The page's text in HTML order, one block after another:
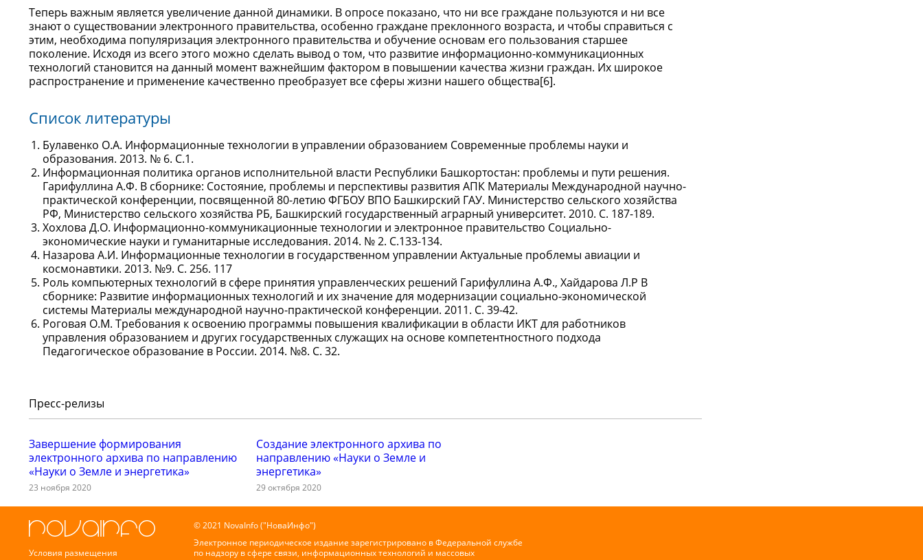
Теперь важным является увеличение данной динамики. В опросе показано, что ни все граждане пользуются и ни все
знают о существовании электронного правительства, особенно граждане преклонного возраста, и чтобы справиться с
этим, необходима популяризация электронного правительства и обучение основам его пользования старшее
поколение. Исходя из всего этого можно сделать вывод о том, что развитие информационно-коммуникационных
технологий становится на данный момент важнейшим фактором в повышении качества жизни граждан. Их широкое
распространение и применение качественно преобразует все сферы жизни нашего общества[6].
Список литературы
Булавенко О.А. Информационные технологии в управлении образованием Современные проблемы науки и
образования. 2013. № 6. С.1.
Информационная политика органов исполнительной власти Республики Башкортостан: проблемы и пути решения.
Гарифуллина А.Ф. В сборнике: Состояние, проблемы и перспективы развития АПК Материалы Международной научно-
практической конференции, посвященной 80-летию ФГБОУ ВПО Башкирский ГАУ. Министерство сельского хозяйства
РФ, Министерство сельского хозяйства РБ, Башкирский государственный аграрный университет. 2010. С. 187-189.
Хохлова Д.О. Информационно-коммуникационные технологии и электронное правительство Социально-
экономические науки и гуманитарные исследования. 2014. № 2. С.133-134.
Назарова А.И. Информационные технологии в государственном управлении Актуальные проблемы авиации и
космонавтики. 2013. №9. С. 256. 117
Роль компьютерных технологий в сфере принятия управленческих решений Гарифуллина А.Ф., Хайдарова Л.Р В
сборнике: Развитие информационных технологий и их значение для модернизации социально-экономической
системы Материалы международной научно-практической конференции. 2011. С. 39-42.
Роговая О.М. Требования к освоению программы повышения квалификации в области ИКТ для работников
управления образованием и других государственных служащих на основе компетентностного подхода
Педагогическое образование в России. 2014. №8. С. 32.
Пресс-релизы
Завершение формирования
электронного архива по направлению
«Науки о Земле и энергетика»
23 ноября 2020
Создание электронного архива по
направлению «Науки о Земле и
энергетика»
29 октября 2020
Условия размещения
© 2021 NovaInfo ("НоваИнфо")
Электронное периодическое издание зарегистрировано в Федеральной службе
по надзору в сфере связи, информационных технологий и массовых